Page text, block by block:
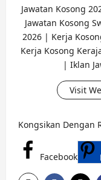
Jawatan Kosong
Jawatan Kosong
2026 | Kerja
Kerja Kosong
| Iklan
Visit
Kongsikan Dengan
Facebook